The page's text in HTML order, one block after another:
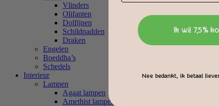
Vlinders
Olifanten
Dolfijnen
Schildpadden
Draken
Engelen
Boeddha’s
Schedels
Interieur
Lampen
Agaat lampen
Amethist lampen
Ik wil 7,5%
Nee bedankt, ik betaal